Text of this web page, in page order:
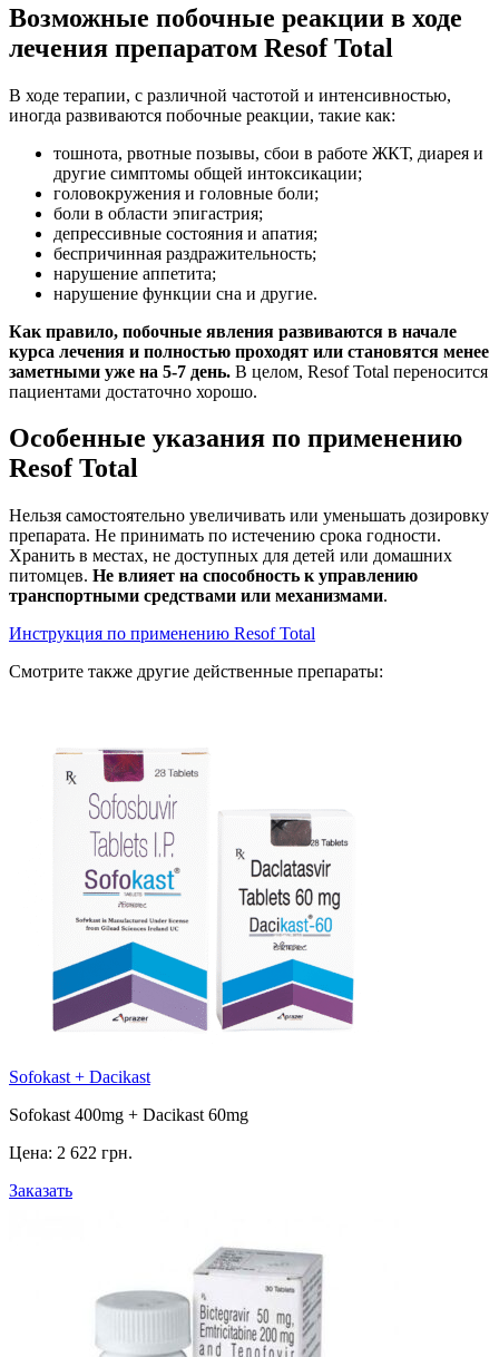
Возможные побочные реакции в ходе
лечения препаратом Resof Total
В ходе терапии, с различной частотой и интенсивностью,
иногда развиваются побочные реакции, такие как:
тошнота, рвотные позывы, сбои в работе ЖКТ, диарея и
другие симптомы общей интоксикации;
головокружения и головные боли;
боли в области эпигастрия;
депрессивные состояния и апатия;
беспричинная раздражительность;
нарушение аппетита;
нарушение функции сна и другие.
Как правило, побочные явления развиваются в начале
курса лечения и полностью проходят или становятся менее
заметными уже на 5-7 день. В целом, Resof Total переносится
пациентами достаточно хорошо.
Особенные указания по применению
Resof Total
Нельзя самостоятельно увеличивать или уменьшать дозировку
препарата. Не принимать по истечению срока годности.
Хранить в местах, не доступных для детей или домашних
питомцев. Не влияет на способность к управлению
транспортными средствами или механизмами.
Инструкция по применению Resof Total
Смотрите также другие действенные препараты:
Sofokast + Dacikast
Sofokast 400mg + Dacikast 60mg
Цена: 2 622 грн.
Заказать